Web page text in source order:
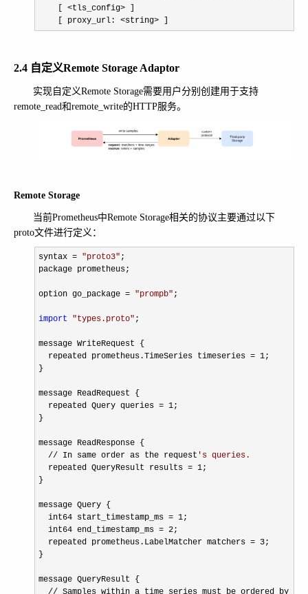
<tls_config>
    [ proxy_url:
<string> ]
2.4 自定义Remote Storage Adaptor
实现自定义Remote Storage需要用户分别创建用于支持
remote_read和remote_write的HTTP服务。
Remote Storage
当前Prometheus中Remote Storage相关的协议主要通过以下
proto文件进行定义：
syntax = "proto3" ;
package prometheus;
option go_package = "prompb" ;
import "types.proto" ;
message WriteRequest {
  repeated prometheus.TimeSeries timeseries
= 1;
}
message ReadRequest {
  repeated Query queries
= 1;
}
message ReadResponse {
// In same order as the request ' s queries.
  repeated QueryResult results = 1
;
}
message Query {
  int64 start_timestamp_ms
= 1;
  int64 end_timestamp_ms
= 2;
  repeated prometheus.LabelMatcher matchers
= 3;
}
message QueryResult {
// Samples within a time series must be ordered by